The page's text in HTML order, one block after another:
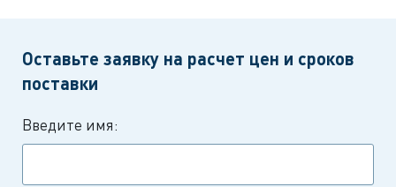
Оставьте заявку на расчет цен и сроков
поставки
Введите имя: